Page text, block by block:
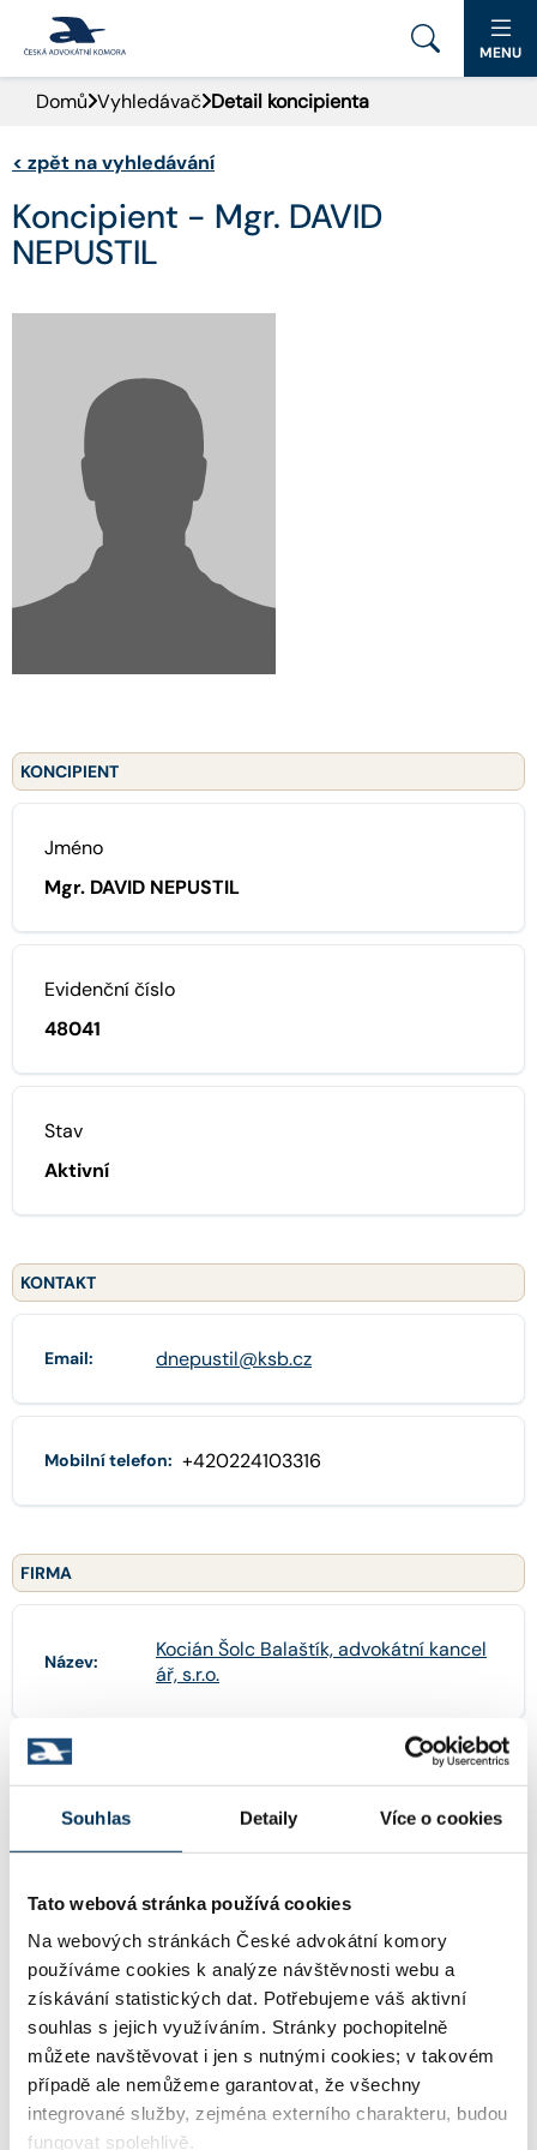
Souhlas Detaily Více o cookies
Tato webová stránka používá cookies
Na webových stránkách České advokátní komory
používáme cookies k analýze návštěvnosti webu a
získávání statistických dat. Potřebujeme váš aktivní
souhlas s jejich využíváním. Stránky pochopitelně
můžete navštěvovat i jen s nutnými cookies; v takovém
případě ale nemůžeme garantovat, že všechny
integrované služby, zejména externího charakteru, budou
fungovat spolehlivě.
PORTÁL ČAK
DOMŮ
AKTUALITY
ADVOKÁTNÍ DENÍK
KONTAKT
MENU
Domů Vyhledávač Detail koncipienta
< zpět na vyhledávání
Koncipient - Mgr. DAVID
NEPUSTIL
KONCIPIENT
Jméno
Mgr. DAVID NEPUSTIL
Evidenční číslo
48041
Stav
Aktivní
KONTAKT
Email: dnepustil@ksb.cz
Mobilní telefon: +420224103316
FIRMA
Název:
Kocián Šolc Balaštík, advokátní kancel
ář, s.r.o.
WWW: http://www.ksb.cz
Email: ksbpraha@ksb.cz